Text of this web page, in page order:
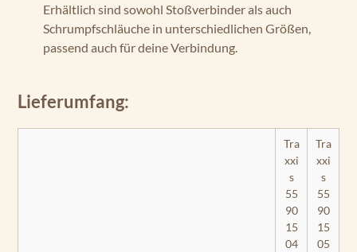
Erhältlich sind sowohl Stoßverbinder als auch
Schrumpfschläuche in unterschiedlichen Größen,
passend auch für deine Verbindung.
Lieferumfang:
Tra
xxi
s
55
90
15
04
Tra
xxi
s
55
90
15
05